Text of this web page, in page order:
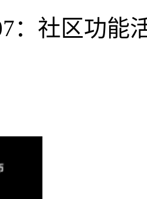
：社区功能